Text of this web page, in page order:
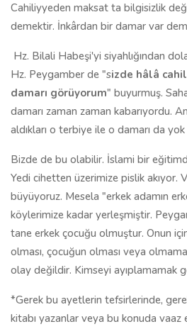
Cahiliyyeden maksat ta bilgisizlik
demektir. İnkârdan bir damar var
Hz. Bilali Habeşi'yi siyahlığından
Hz. Peygamber de "sizde hâlâ
damarı görüyorum" buyurmuş.
damarı zaman zaman kabarıyordu.
aldıkları o terbiye ile o damarı da yok
Bizde de bu olabilir. İslami bir
Yedi cihetten üzerimize pislik akıyor.
büyüyoruz. Mesela "erkek adamın
köylerimize kadar yerleşmiştir.
tane erkek çocuğu olmuştur. Onun
olması, çocuğun olması veya
olay değildir. Kimseyi ayıplamamak
*Gerek bu ayetlerin tefsirlerinde,
kitabı yazanlar veya bu konuda vaaz